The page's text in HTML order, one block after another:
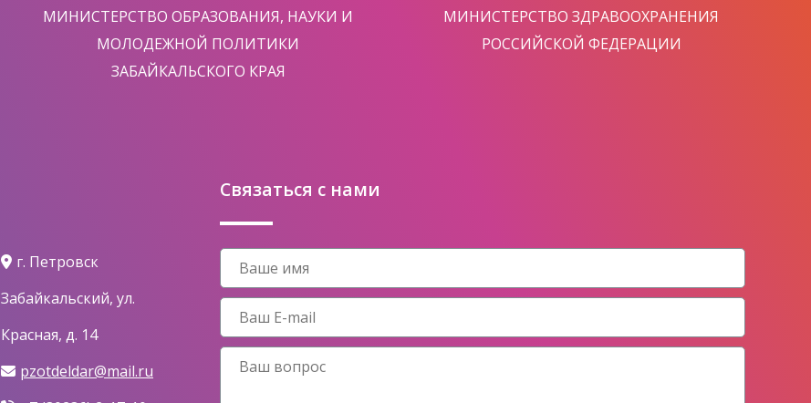
МИНИСТЕРСТВО ОБРАЗОВАНИЯ, НАУКИ И
МОЛОДЕЖНОЙ ПОЛИТИКИ
ЗАБАЙКАЛЬСКОГО КРАЯ
МИНИСТЕРСТВО ЗДРАВООХРАНЕНИЯ
РОССИЙСКОЙ ФЕДЕРАЦИИ
г. Петровск
Забайкальский, ул.
Красная, д. 14
pzotdeldar@mail.ru
Связаться с нами